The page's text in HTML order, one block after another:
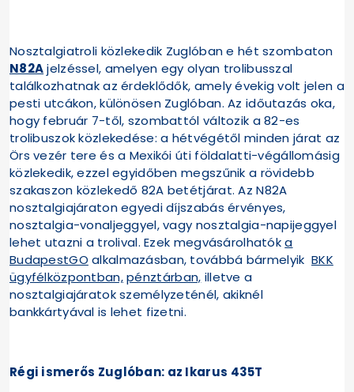
Nosztalgiatroli közlekedik Zuglóban e hét szombaton
N82Ajelzéssel, amelyen egy olyan trolibusszal
találkozhatnak az érdeklődők, amely évekig volt jelen a
pesti utcákon, különösen Zuglóban. Az időutazás oka,
hogy február 7-től, szombattól változik a 82-es
trolibuszok közlekedése: a hétvégétől minden járat az
Örs vezér tere és a Mexikói úti földalatti-végállomásig
közlekedik, ezzel egyidőben megszűnik a rövidebb
szakaszon közlekedő 82A betétjárat. Az N82A
nosztalgiajáraton egyedi díjszabás érvényes,
nosztalgia-vonaljeggyel, vagy nosztalgia-napijeggyel
lehet utazni a trolival. Ezek megvásárolhatóka
BudapestGO alkalmazásban, továbbá bármelyik BKK
ügyfélközpontban, pénztárban, illetve a
nosztalgiajáratok személyzeténél, akiknél
bankkártyával is lehet fizetni.
Régi ismerős Zuglóban: az Ikarus 435T